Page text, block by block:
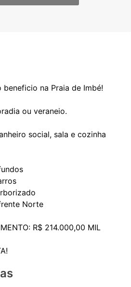
na Praia de Imbé!
ou veraneio.
social, sala e cozinha
Norte
R$ 214.000,00 MIL